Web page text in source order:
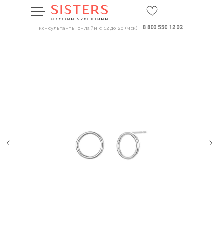
консультанты онлайн с 12 до 20 (мск)